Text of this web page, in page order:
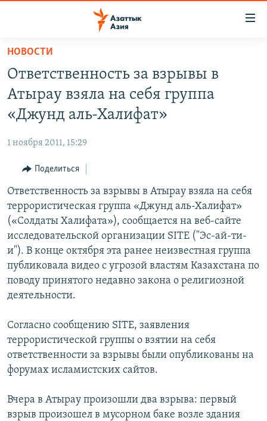
Вернуться
основному
содержанию
Вернутся
главной
навигации
Вернутся
поиску
КЫРГЫЗСТАН
ТАДЖИКИСТАН
ВОЙНА В УКРАИНЕ
ҚАЗАҚША
КЫРГЫЗЧА
ЎЗБЕКЧА
ТОҶИКӢ
TÜRKMENÇE
Все сайты РСЕ/РС
НОВОСТИ
Ответственность за взрывы в
Атырау взяла на себя группа
«Джунд аль-Халифат»
1 ноября 2011, 15:29
Поделиться
Ответственность за взрывы в Атырау взяла на себя
террористическая группа «Джунд аль-Халифат»
(«Солдаты Халифата»), сообщается на веб-сайте
исследовательской организации SITE ("Эс-ай-ти-
и"). В конце октября эта ранее неизвестная группа
публиковала видео с угрозой властям Казахстана по
поводу принятого недавно закона о религиозной
деятельности.
Согласно сообщению SITE, заявления
террористической группы о взятии на себя
ответственности за взрывы были опубликованы на
форумах исламистских сайтов.
Вчера в Атырау произошли два взрыва: первый
взрыв произошел в мусорном баке возле здания